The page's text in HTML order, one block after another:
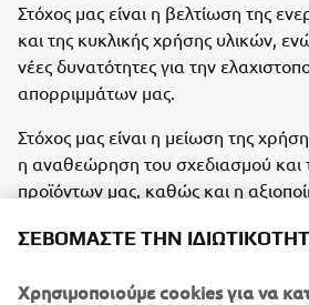
Στόχος μας είναι η βελτίωση της
και της κυκλικής χρήσης υλικών,
νέες δυνατότητες για την
απορριμμάτων μας.
Στόχος μας είναι η μείωση της
η αναθεώρηση του σχεδιασμού και
προϊόντων μας, καθώς και η
επαναχρησιμοποίησης, της επισκευής
ΣΕΒΌΜΑΣΤΕ ΤΗΝ
Χρησιμοποιούμε cookies για να